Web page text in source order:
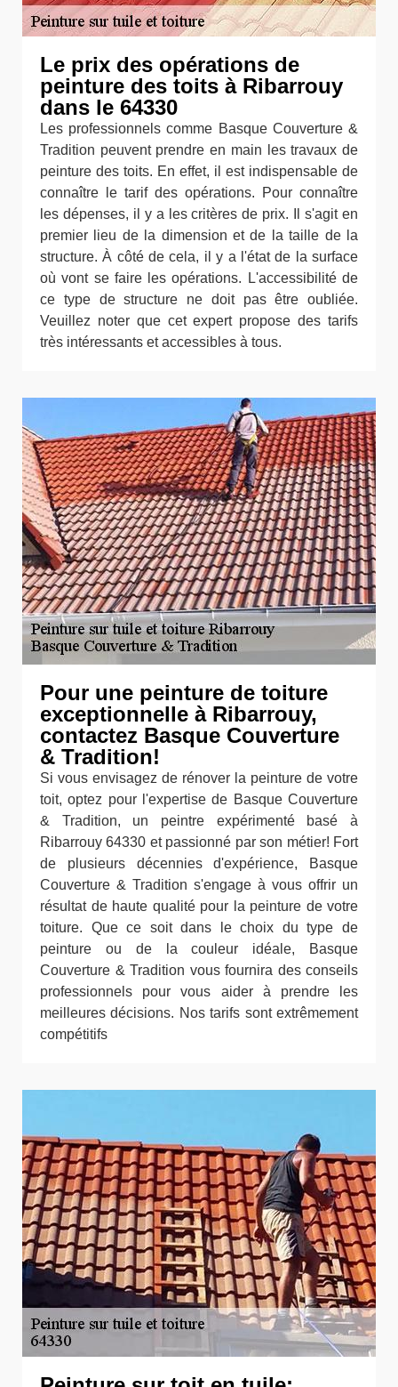
Le prix des opérations de
peinture des toits à Ribarrouy
dans le 64330
Les professionnels comme Basque Couverture &
Tradition peuvent prendre en main les travaux de
peinture des toits. En effet, il est indispensable de
connaître le tarif des opérations. Pour connaître
les dépenses, il y a les critères de prix. Il s'agit en
premier lieu de la dimension et de la taille de la
structure. À côté de cela, il y a l'état de la surface
où vont se faire les opérations. L'accessibilité de
ce type de structure ne doit pas être oubliée.
Veuillez noter que cet expert propose des tarifs
très intéressants et accessibles à tous.
Pour une peinture de toiture
exceptionnelle à Ribarrouy,
contactez Basque Couverture
& Tradition!
Si vous envisagez de rénover la peinture de votre
toit, optez pour l'expertise de Basque Couverture
& Tradition, un peintre expérimenté basé à
Ribarrouy 64330 et passionné par son métier! Fort
de plusieurs décennies d'expérience, Basque
Couverture & Tradition s'engage à vous offrir un
résultat de haute qualité pour la peinture de votre
toiture. Que ce soit dans le choix du type de
peinture ou de la couleur idéale, Basque
Couverture & Tradition vous fournira des conseils
professionnels pour vous aider à prendre les
meilleures décisions. Nos tarifs sont extrêmement
compétitifs